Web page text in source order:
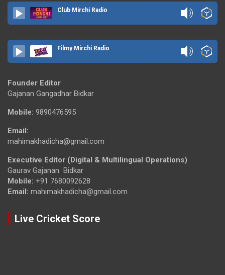
Club Mirchi Radio
Filmy Mirchi Radio
Founder Editor
Gajanan Gangadhar Bidkar
Mobile: 9890476595
Email:
mahimakhadicha@gmail.com
Executive Editor (Digital & Multilingual Operations)
Gaurav Gajanan Bidkar
Mobile: +91 7680092628
Email: mahimakhadicha@gmail.com
Live Cricket Score